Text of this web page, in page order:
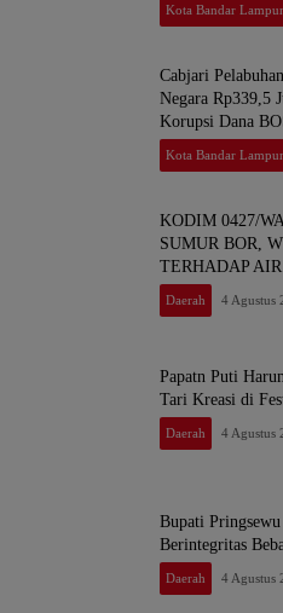
Kota Bandar
Cabjari
Negara Rp339,5
Korupsi Dana
Kota Bandar
KODIM 0427/
SUMUR BOR,
TERHADAP
Daerah 4 Agustus
Papatn Puti
Tari Kreasi di
Daerah 4 Agustus
Bupati
Berintegritas
Daerah 4 Agustus